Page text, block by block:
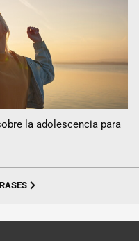
la adolescencia para